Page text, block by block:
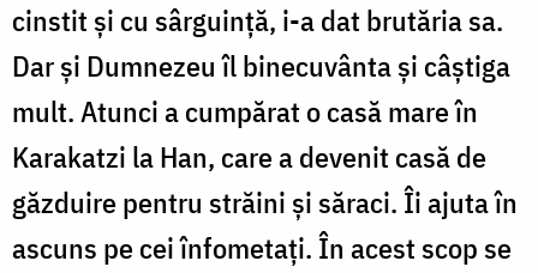
cinstit şi cu sârguinţă, i-a dat brutăria sa.
Dar şi Dumnezeu îl binecuvânta şi câştiga
mult. Atunci a cumpărat o casă mare în
Karakatzi la Han, care a devenit casă de
găzduire pentru străini şi săraci. Îi ajuta în
ascuns pe cei înfometaţi. În acest scop se